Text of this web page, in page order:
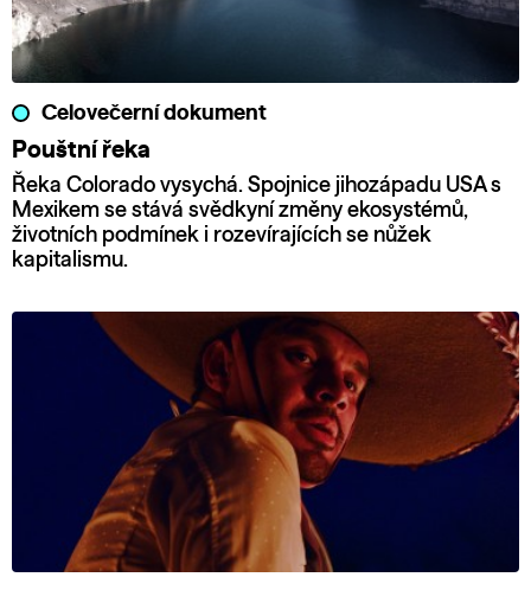
Celovečerní dokument
Pouštní řeka
Řeka Colorado vysychá. Spojnice jihozápadu USA s
Mexikem se stává svědkyní změny ekosystémů,
životních podmínek i rozevírajících se nůžek
kapitalismu.